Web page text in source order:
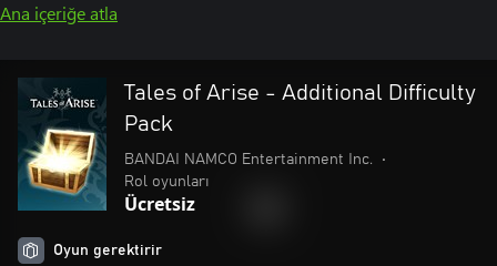
Ana içeriğe atla
Tales of Arise - Additional Difficulty
Pack
BANDAI NAMCO Entertainment Inc.
•
Rol oyunları
Ücretsiz
Oyun gerektirir